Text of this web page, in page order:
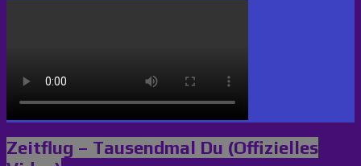
Zeitflug – Tausendmal Du (Offizielles